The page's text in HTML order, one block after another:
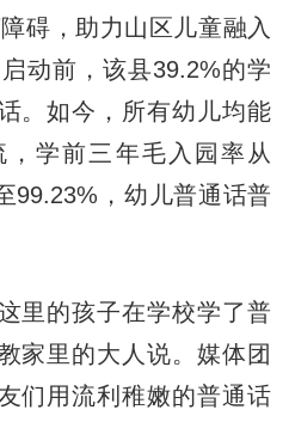
碍，助力山区儿童融入
动前，该县39.2%的学
。如今，所有幼儿均能
学前三年毛入园率从
99.23%，幼儿普通话普
的孩子在学校学了普
家里的大人说。媒体团
们用流利稚嫩的普通话